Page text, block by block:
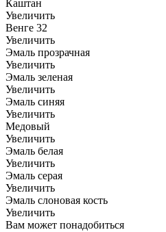
Каштан
Увеличить
Венге 32
Увеличить
Эмаль прозрачная
Увеличить
Эмаль зеленая
Увеличить
Эмаль синяя
Увеличить
Медовый
Увеличить
Эмаль белая
Увеличить
Эмаль серая
Увеличить
Эмаль слоновая кость
Увеличить
Вам может понадобиться